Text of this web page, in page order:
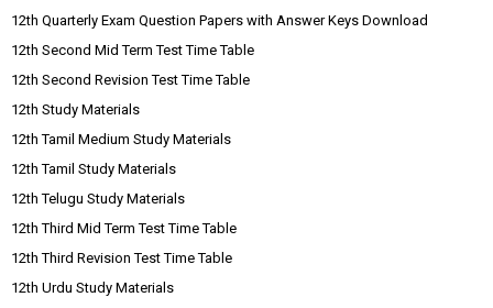
12th Quarterly Exam Question Papers with Answer Keys Download
12th Second Mid Term Test Time Table
12th Second Revision Test Time Table
12th Study Materials
12th Tamil Medium Study Materials
12th Tamil Study Materials
12th Telugu Study Materials
12th Third Mid Term Test Time Table
12th Third Revision Test Time Table
12th Urdu Study Materials